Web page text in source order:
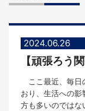
2024.06.26
ここ最近、毎日
おり、生活への
方も多いのでは